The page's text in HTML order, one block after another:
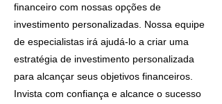
financeiro com nossas opções de
investimento personalizadas. Nossa equipe
de especialistas irá ajudá-lo a criar uma
estratégia de investimento personalizada
para alcançar seus objetivos financeiros.
Invista com confiança e alcance o sucesso